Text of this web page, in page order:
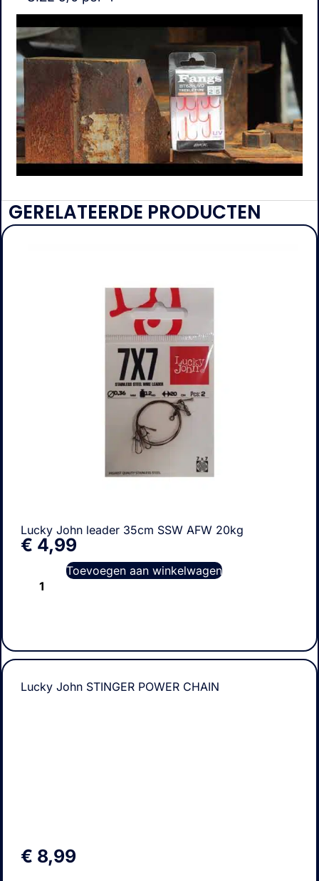
GERELATEERDE PRODUCTEN
Lucky John leader 35cm SSW AFW 20kg
€ 4,99
Toevoegen aan winkelwagen
Lucky John STINGER POWER CHAIN
€ 8,99